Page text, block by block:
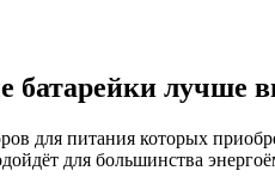
батарейки лучше
для питания которых
для большинства